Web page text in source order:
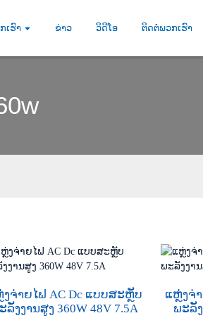
ເຮົາ ຂ່າວ ວິດີໂອ ຕິດຕໍ່ພວກເຮົາ
ຈ່າຍໄຟ AC Dc ແບບສະຫຼັບ
ລັງງານສູງ 360W 48V 7.5A
ແຫຼ່ງຈ່
ພະລັງ